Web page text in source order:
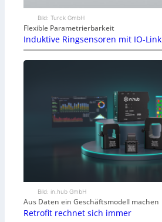
Bild: Turck GmbH
Flexible Parametrierbarkeit
Induktive Ringsensoren mit IO-Link
Bild: in.hub GmbH
Aus Daten ein Geschäftsmodell machen
Retrofit rechnet sich immer